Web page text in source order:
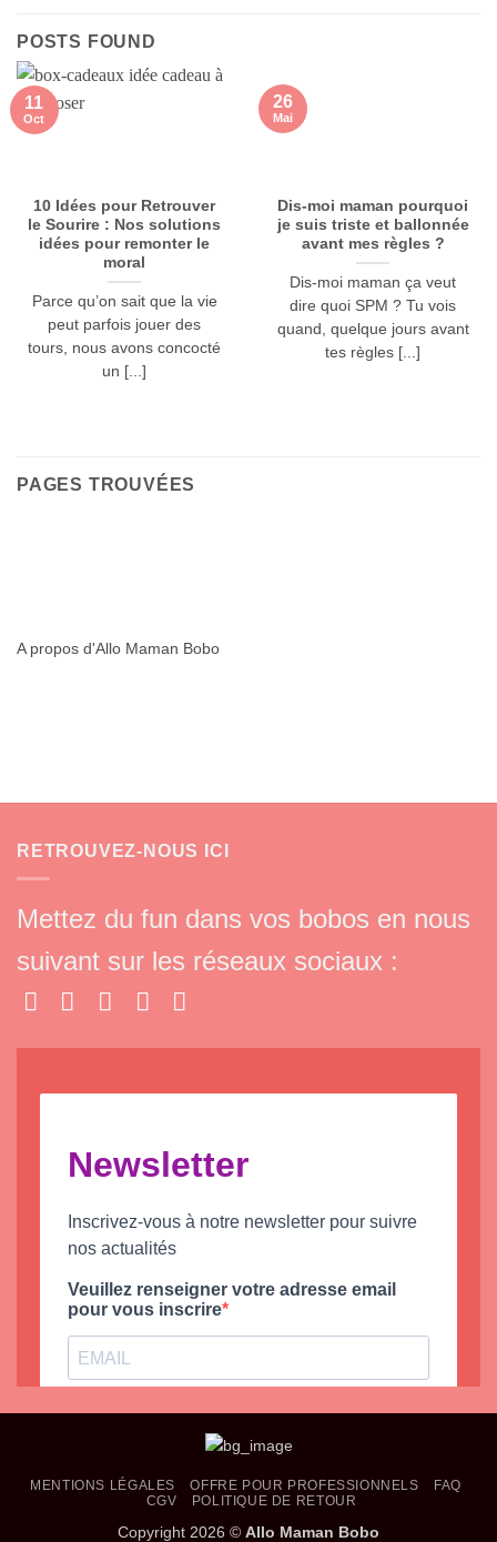
la
page
du
produit
POSTS FOUND
10 Idées pour Retrouver
le Sourire : Nos solutions
idées pour remonter le
moral
Parce qu’on sait que la vie
peut parfois jouer des
tours, nous avons concocté
un [...]
11
Oct
Dis-moi maman pourquoi
je suis triste et ballonnée
avant mes règles ?
Dis-moi maman ça veut
dire quoi SPM ? Tu vois
quand, quelque jours avant
tes règles [...]
26
Mai
PAGES TROUVÉES
A propos d'Allo Maman Bobo
RETROUVEZ-NOUS ICI
Mettez du fun dans vos bobos en nous
suivant sur les réseaux sociaux :
MENTIONS LÉGALES OFFRE POUR PROFESSIONNELS
FAQ
CGV
POLITIQUE DE RETOUR
Copyright 2026 © Allo Maman Bobo